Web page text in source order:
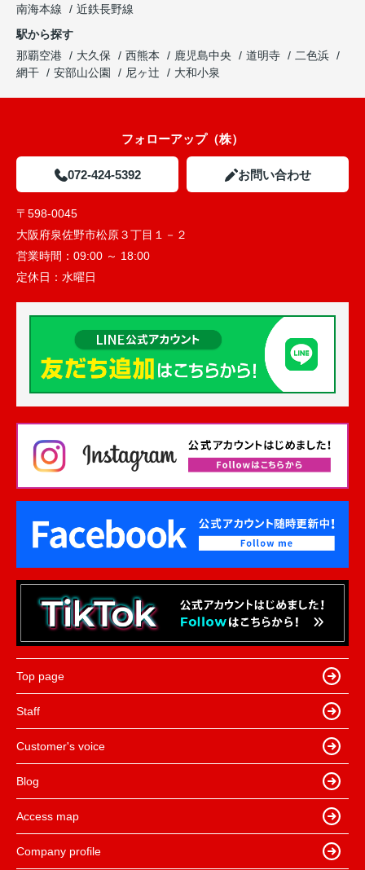
南海本線
近鉄長野線
駅から探す
那覇空港
大久保 西熊本 鹿児島中央 道明寺
二色浜
網干
安部山公園 尼ヶ辻 大和小泉
フォローアップ（株）
072-424-5392 お問い合わせ
〒598-0045
大阪府泉佐野市松原３丁目１－２
営業時間： 09:00 ～ 18:00
定休日： 水曜日
Top page
Staff
Customer's voice
Blog
Access map
Company profile